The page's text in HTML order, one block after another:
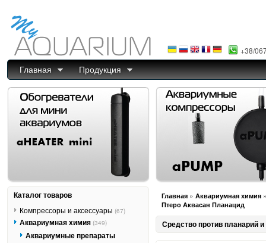
+38/
Главная Продукция
Главная » Аквариумная химия
Птеро Аквасан Планацид
Средство против планарий
Каталог товаров
Компрессоры и аксессуары (67)
Аквариумная химия (349)
Аквариумные препараты